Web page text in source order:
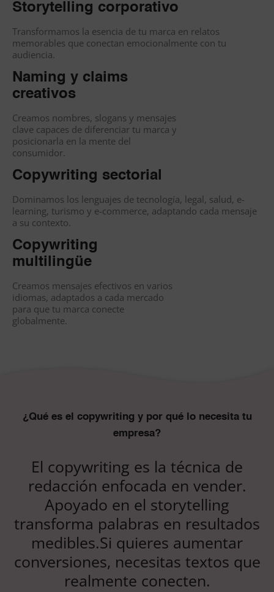
Storytelling corporativo
Transformamos la esencia de tu marca en relatos
memorables que conectan emocionalmente con tu
audiencia.
Naming y claims
creativos
Creamos nombres, slogans y mensajes
clave capaces de diferenciar tu marca y
posicionarla en la mente del
consumidor.
Copywriting sectorial
Dominamos los lenguajes de tecnología, legal, salud, e-
learning, turismo y e-commerce, adaptando cada mensaje
a su contexto.
Copywriting
multilingüe
Creamos mensajes efectivos en varios
idiomas, adaptados a cada mercado
para que tu marca conecte
globalmente.
¿Qué es el copywriting y por qué lo necesita tu
empresa?
El copywriting es la técnica de
redacción enfocada en vender.
Apoyado en el storytelling
transforma palabras en resultados
medibles.Si quieres aumentar
conversiones, necesitas textos que
realmente conecten.